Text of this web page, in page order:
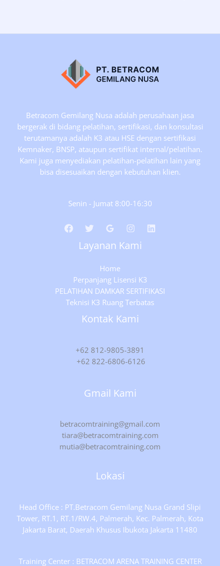
Betracom Gemilang Nusa adalah perusahaan jasa
bergerak di bidang pelatihan, sertifikasi, dan konsultasi
terutamanya adalah K3 atau HSE dengan sertifikasi
Kemnaker, BNSP, ataupun sertifikat internal/pelatihan.
Kami juga menyediakan pelatihan-pelatihan lain yang
bisa disesuaikan dengan kebutuhan klien.
Senin - Jumat 8:00-16:30
Layanan Kami
Home
Perpanjang Lisensi K3
PELATIHAN DAMKAR SERTIFIKASI
Teknisi K3 Ruang Terbatas
Kontak Kami
+62 812-9805-3891
+62 822-6806-6126
Gmail Kami
betracomtraining@gmail.com
tiara@betracomtraining.com
mutia@betracomtraining.com
Lokasi
Head Office : PT.Betracom Gemilang Nusa Grand Slipi
Tower, RT.1, RT.1/RW.4, Palmerah, Kec. Palmerah, Kota
Jakarta Barat, Daerah Khusus Ibukota Jakarta 11480
Training Center : BETRACOM ARENA TRAINING CENTER